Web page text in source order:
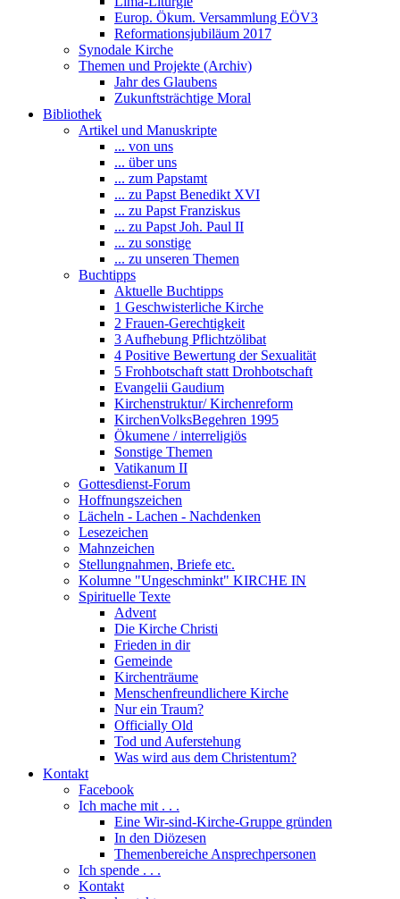
Europ. Ökum. Versammlung EÖV3
Reformationsjubiläum 2017
Synodale Kirche
Themen und Projekte (Archiv)
Jahr des Glaubens
Zukunftsträchtige Moral
Bibliothek
Artikel und Manuskripte
... von uns
... über uns
... zum Papstamt
... zu Papst Benedikt XVI
... zu Papst Franziskus
... zu Papst Joh. Paul II
... zu sonstige
... zu unseren Themen
Buchtipps
Aktuelle Buchtipps
1 Geschwisterliche Kirche
2 Frauen-Gerechtigkeit
3 Aufhebung Pflichtzölibat
4 Positive Bewertung der Sexualität
5 Frohbotschaft statt Drohbotschaft
Evangelii Gaudium
Kirchenstruktur/ Kirchenreform
KirchenVolksBegehren 1995
Ökumene / interreligiös
Sonstige Themen
Vatikanum II
Gottesdienst-Forum
Hoffnungszeichen
Lächeln - Lachen - Nachdenken
Lesezeichen
Mahnzeichen
Stellungnahmen, Briefe etc.
Kolumne "Ungeschminkt" KIRCHE IN
Spirituelle Texte
Advent
Die Kirche Christi
Frieden in dir
Gemeinde
Kirchenträume
Menschenfreundlichere Kirche
Nur ein Traum?
Officially Old
Tod und Auferstehung
Was wird aus dem Christentum?
Kontakt
Facebook
Ich mache mit . . .
Eine Wir-sind-Kirche-Gruppe gründen
In den Diözesen
Themenbereiche Ansprechpersonen
Ich spende . . .
Kontakt